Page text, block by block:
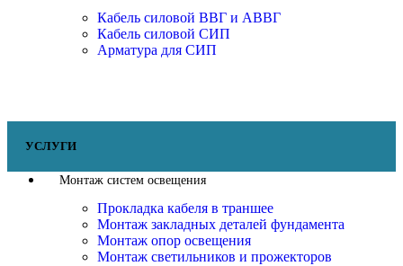
Кабель силовой ВВГ и АВВГ
Кабель силовой СИП
Арматура для СИП
УСЛУГИ
Монтаж систем освещения
Прокладка кабеля в траншее
Монтаж закладных деталей фундамента
Монтаж опор освещения
Монтаж светильников и прожекторов